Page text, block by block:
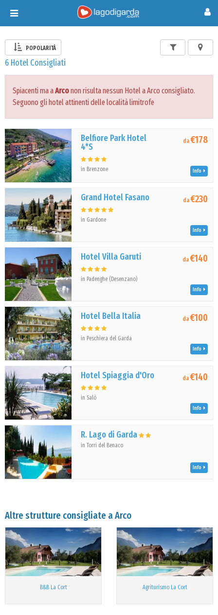
Toggle
navigation
POPOLARITÀ
6 Hotel Consigliati
Spiacenti ma aArconon risulta nessun Hotel a Arco consigliato.
Seguono gli hotel attinenti delle località limitrofe
Belfiore Park Hotel
4*S
in Brenzone
da€178
Info
Grand Hotel Fasano
in Gardone
da€230
Info
Hotel Villa Garuti
in Padenghe (Desenzano)
da€140
Info
Hotel Bella Italia
in Peschiera del Garda
da€100
Info
Hotel Spiaggia d'Oro
in Salò
da€140
Info
R. Lago di Garda
in Torri del Benaco
Info
Altre strutture consigliate a Arco
B&B La Cort Agriturismo La Cort